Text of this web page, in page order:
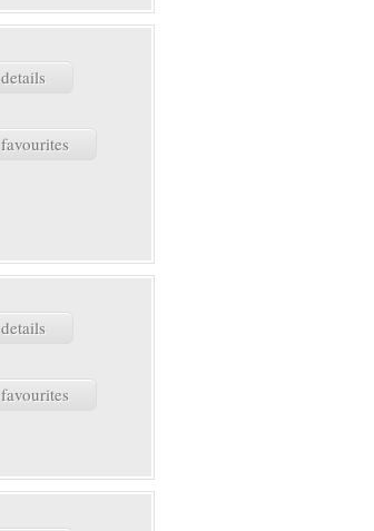
details
favourites
details
favourites